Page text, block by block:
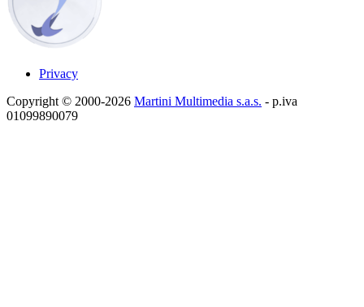
Privacy
Copyright © 2000-2026 Martini Multimedia s.a.s. - p.iva
01099890079